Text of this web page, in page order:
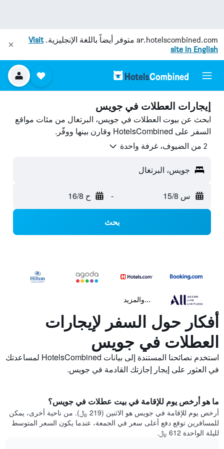
ar.hotelscombined.com متوفر أيضاً باللغة الإنجليزية.Visit
site in English
إيجارات العطلات في جويس
ابحث عن بيوت العطلات في جويس، البرتغال من مئات مواقع
السفر على HotelsCombined وقارن بينها ووفّر.
2 من الضيوف، غرفة واحدة
جويس، البرتغال
س 15/8 - ح 16/8
بحث
...والمزيد
أفكار حول السفر لإيجارات
العطلات في جويس
استخدم نصائحنا المستندة إلى بيانات HotelsCombined لمساعدتك
في العثور على إيجار إجازتك القادمة في جويس.
ما هو أرخص يوم للإقامة في بيت عطلات في جويس؟
أرخص يوم للإقامة في جويس هو الاثنين (219 ﷼). من ناحية أخرى، يمكن
للمسافرين توقع دفع أعلى سعر في الجمعة، عندما يكون السعر المتوسط
لليلة الواحدة 612 ﷼.